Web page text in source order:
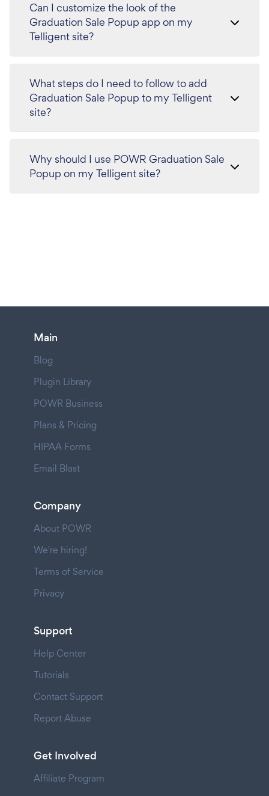
Can I customize the look of the
Graduation Sale Popup app on my
Telligent site?
What steps do I need to follow to add
Graduation Sale Popup to my Telligent
site?
Why should I use POWR Graduation Sale
Popup on my Telligent site?
Main
Blog
Plugin Library
POWR Business
Plans & Pricing
HIPAA Forms
Email Blast
Company
About POWR
We're hiring!
Terms of Service
Privacy
Support
Help Center
Tutorials
Contact Support
Report Abuse
Get Involved
Affiliate Program